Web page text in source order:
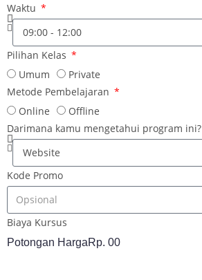
Waktu
Pilihan Kelas
Umum
Private
Metode Pembelajaran
Online
Offline
Darimana kamu mengetahui program ini?
Kode Promo
Biaya Kursus
Potongan HargaRp. 00